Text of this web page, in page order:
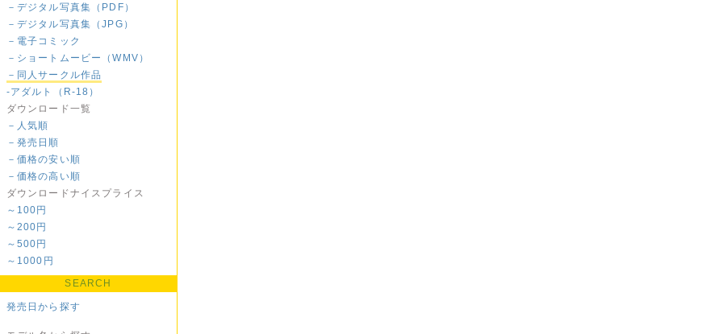
－デジタル写真集（PDF）
－デジタル写真集（JPG）
－電子コミック
－ショートムービー（WMV）
－同人サークル作品
-アダルト（R-18）
ダウンロード一覧
－人気順
－発売日順
－価格の安い順
－価格の高い順
ダウンロードナイスプライス
～100円
～200円
～500円
～1000円
SEARCH
発売日から探す